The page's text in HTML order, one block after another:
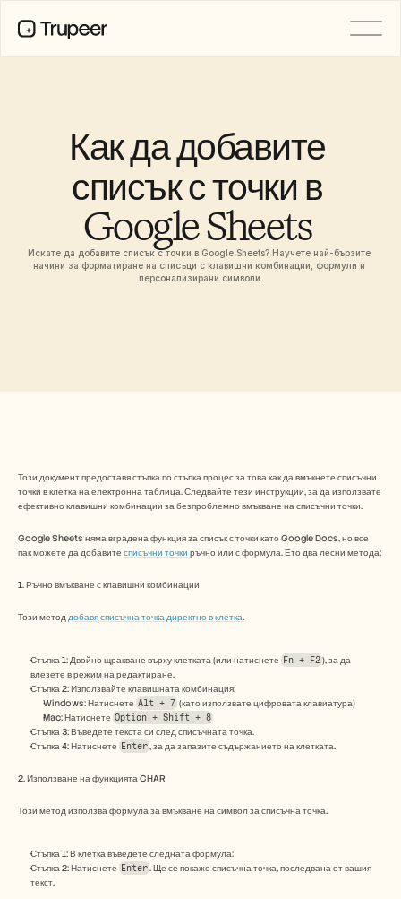
Как да добавите
списък с точки в
Google Sheets
Искате да добавите списък с точки в Google Sheets? Научете най-бързите
начини за форматиране на списъци с клавишни комбинации, формули и
персонализирани символи.
Този документ предоставя стъпка по стъпка процес за това как да вмъкнете списъчни
точки в клетка на електронна таблица. Следвайте тези инструкции, за да използвате
ефективно клавишни комбинации за безпроблемно вмъкване на списъчни точки.
Google Sheets няма вградена функция за списък с точки като Google Docs, но все
пак можете да добавите списъчни точки ръчно или с формула. Ето два лесни метода:
1. Ръчно вмъкване с клавишни комбинации
Този метод добавя списъчна точка директно в клетка.
Стъпка 1: Двойно щракване върху клетката (или натиснете Fn + F2), за да
влезете в режим на редактиране.
Стъпка 2: Използвайте клавишната комбинация:
Windows: Натиснете Alt + 7 (като използвате цифровата клавиатура)
Mac: Натиснете Option + Shift + 8
Стъпка 3: Въведете текста си след списъчната точка.
Стъпка 4: Натиснете Enter, за да запазите съдържанието на клетката.
2. Използване на функцията CHAR
Този метод използва формула за вмъкване на символ за списъчна точка.
Стъпка 1: В клетка въведете следната формула:
Стъпка 2: Натиснете Enter. Ще се покаже списъчна точка, последвана от вашия
текст.
Истории на клиенти
Център за помощ
Кариери
База знания
Бранд комплекти
Споделени страници
AI запис на екрана
ПРИЛОЖЕНИЯ
Управление на промяната
Подготовка за продажби
Маркетинг на продукта
Успех на клиента
Вижте още примери за употреба
Запазете демо